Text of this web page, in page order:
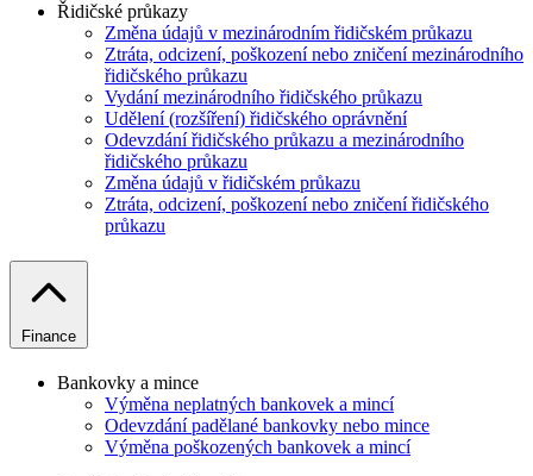
Řidičské průkazy
Změna údajů v mezinárodním řidičském průkazu
Ztráta, odcizení, poškození nebo zničení mezinárodního
řidičského průkazu
Vydání mezinárodního řidičského průkazu
Udělení (rozšíření) řidičského oprávnění
Odevzdání řidičského průkazu a mezinárodního
řidičského průkazu
Změna údajů v řidičském průkazu
Ztráta, odcizení, poškození nebo zničení řidičského
průkazu
Finance
Bankovky a mince
Výměna neplatných bankovek a mincí
Odevzdání padělané bankovky nebo mince
Výměna poškozených bankovek a mincí